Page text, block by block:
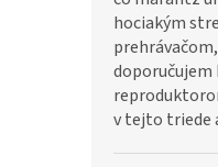
hociakým
v tejto triede